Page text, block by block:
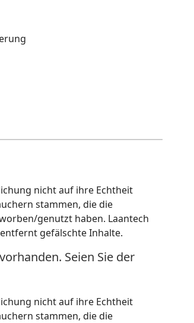
nicht auf ihre Echtheit
stammen, die die
genutzt haben. Laantech
gefälschte Inhalte.
Seien Sie der
nicht auf ihre Echtheit
stammen, die die